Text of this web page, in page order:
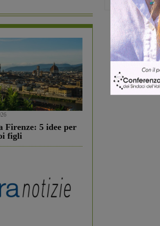
Firenze: 5 idee per
figli
Share